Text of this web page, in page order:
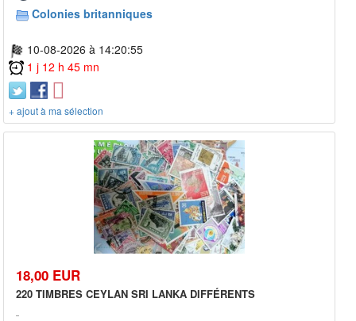
Colonies britanniques
10-08-2026 à 14:20:55
1 j 12 h 45 mn
+ ajout à ma sélection
18,00 EUR
220 TIMBRES CEYLAN SRI LANKA DIFFÉRENTS